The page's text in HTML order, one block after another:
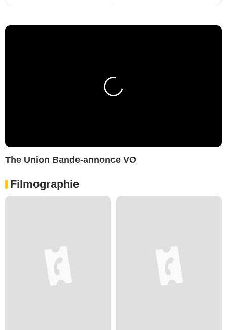
The Union Bande-annonce VO
Filmographie